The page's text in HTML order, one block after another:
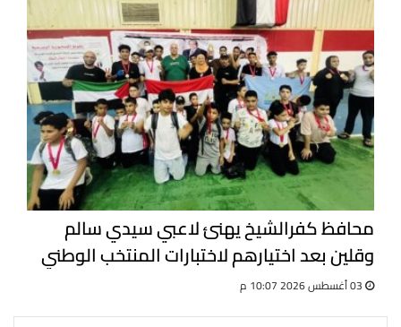
محافظ كفرالشيخ يهنئ لاعبي سيدي سالم
وقلين بعد اختيارهم لاختبارات المنتخب الوطني
للجيت كونى دو